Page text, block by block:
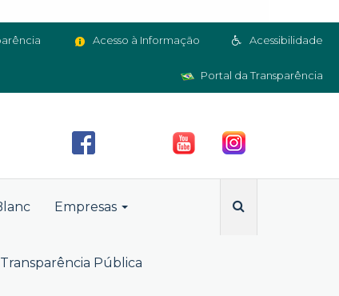
Acessibilidade
Acesso à Informação
Portal da Transparência
Empresas
Pública